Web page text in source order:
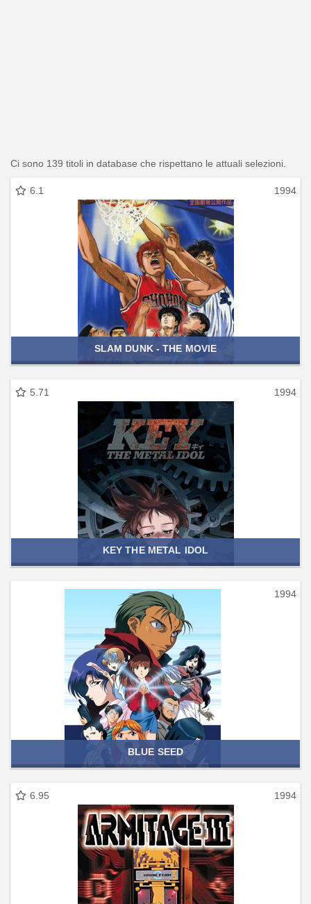
Ci sono 139 titoli in database che rispettano le attuali selezioni.
6.1 1994
SLAM DUNK - THE MOVIE
5.71 1994
KEY THE METAL IDOL
1994
BLUE SEED
6.95 1994